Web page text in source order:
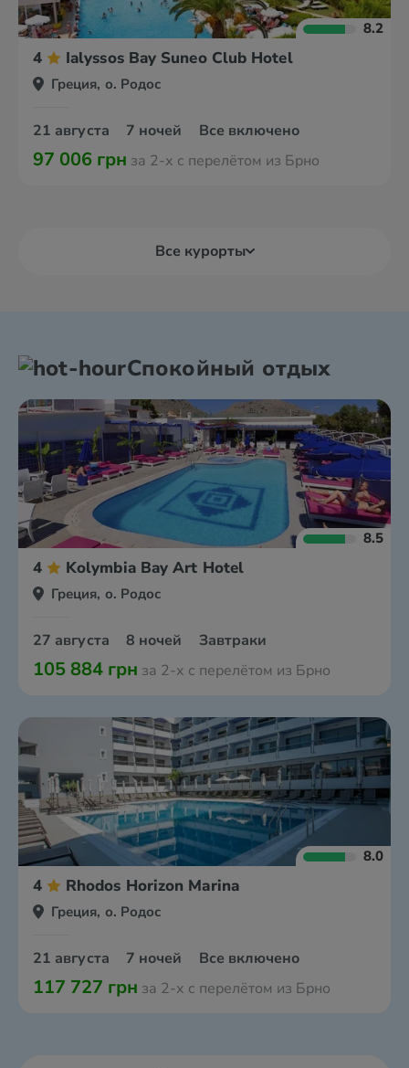
8.2
4 Ialyssos Bay Suneo Club Hotel
Греция, о. Родос
21 августа 7 ночей Все включено
97 006 грн за 2-х с перелётом из Брно
Все курорты
Спокойный отдых
8.5
4 Kolymbia Bay Art Hotel
Греция, о. Родос
27 августа 8 ночей Завтраки
105 884 грн за 2-х с перелётом из Брно
8.0
4 Rhodos Horizon Marina
Греция, о. Родос
21 августа 7 ночей Все включено
117 727 грн за 2-х с перелётом из Брно